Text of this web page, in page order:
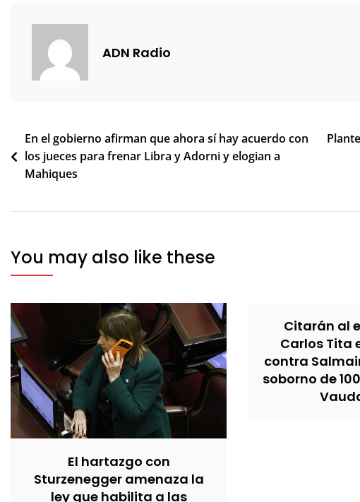
ADN Radio
Navegación
de
entradas
En el gobierno afirman que ahora sí hay acuerdo con
los jueces para frenar Libra y Adorni y elogian a
Mahiques
You may also like these
El hartazgo con
Sturzenegger amenaza la
ley que habilita a las
Citarán al
Carlos Tita
contra
soborno de